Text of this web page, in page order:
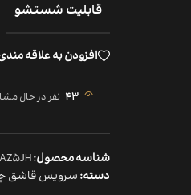
قابلیت شستشو
افزودن به علاقه
43 نفر در حال
شناسه محصول:
دسته:سرویس قاشق